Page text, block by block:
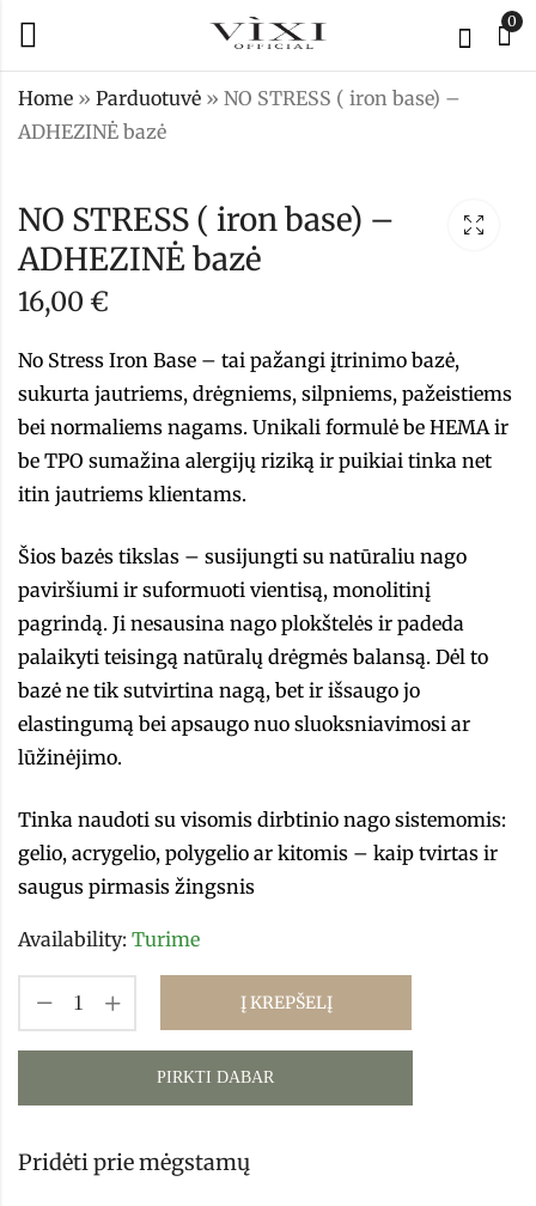
0
Home » Parduotuvė » NO STRESS ( iron base) –
ADHEZINĖ bazė
teptukas 2/1
modeliavimui ir
HEMA/TPO free
NO STRESS ( iron base) –
ADHEZINĖ bazė
16,00 €
No Stress Iron Base – tai pažangi įtrinimo bazė,
sukurta jautriems, drėgniems, silpniems, pažeistiems
bei normaliems nagams. Unikali formulė be HEMA ir
be TPO sumažina alergijų riziką ir puikiai tinka net
itin jautriems klientams.
Šios bazės tikslas – susijungti su natūraliu nago
paviršiumi ir suformuoti vientisą, monolitinį
pagrindą. Ji nesausina nago plokštelės ir padeda
palaikyti teisingą natūralų drėgmės balansą. Dėl to
bazė ne tik sutvirtina nagą, bet ir išsaugo jo
elastingumą bei apsaugo nuo sluoksniavimosi ar
lūžinėjimo.
Tinka naudoti su visomis dirbtinio nago sistemomis:
gelio, acrygelio, polygelio ar kitomis – kaip tvirtas ir
saugus pirmasis žingsnis
Availability: Turime
Į KREPŠELĮ
PIRKTI DABAR
Pridėti prie mėgstamų